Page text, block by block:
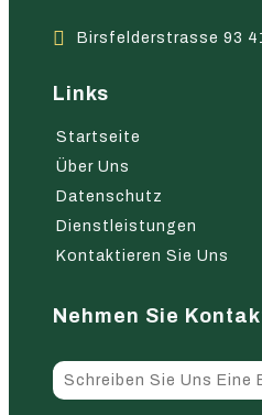
Birsfelderstrasse 93
Links
Startseite
Über Uns
Datenschutz
Dienstleistungen
Kontaktieren Sie Uns
Nehmen Sie